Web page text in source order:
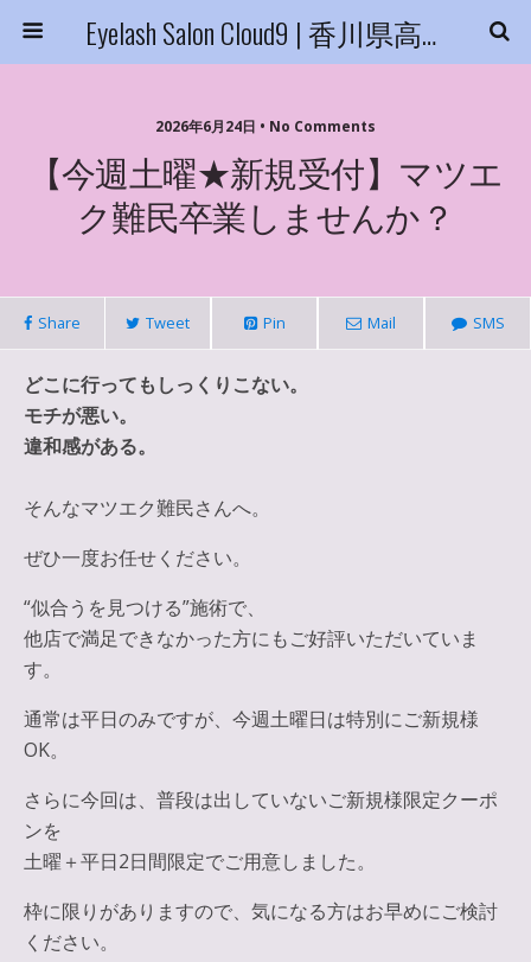
Eyelash Salon Cloud9 | 香川県高松市
2026年6月24日 • No Comments
【今週土曜★新規受付】マツエ
ク難民卒業しませんか？
Share Tweet Pin Mail SMS
どこに行ってもしっくりこない。
モチが悪い。
違和感がある。
そんなマツエク難民さんへ。
ぜひ一度お任せください。
“似合うを見つける”施術で、
他店で満足できなかった方にもご好評いただいていま
す。
通常は平日のみですが、今週土曜日は特別にご新規様
OK。
さらに今回は、普段は出していないご新規様限定クーポ
ンを
土曜＋平日2日間限定でご用意しました。
枠に限りがありますので、気になる方はお早めにご検討
ください。